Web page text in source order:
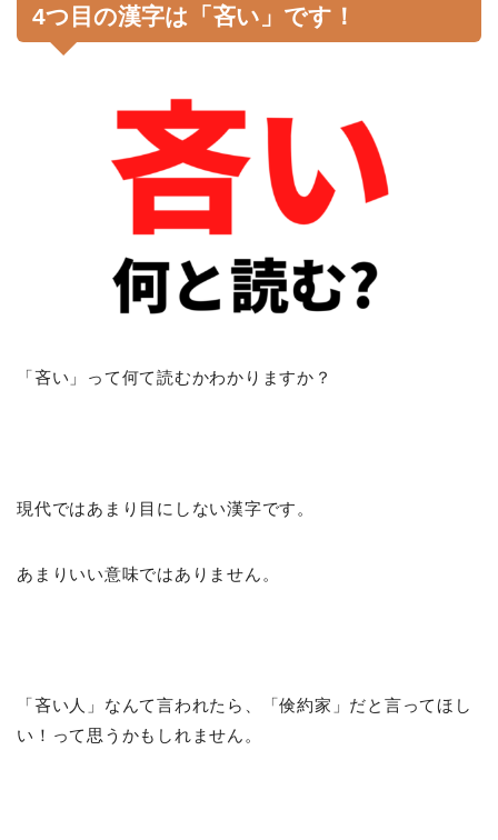
4つ目の漢字は「吝い」です！
「吝い」って何て読むかわかりますか？
現代ではあまり目にしない漢字です。
あまりいい意味ではありません。
「吝い人」なんて言われたら、「倹約家」だと言ってほし
い！って思うかもしれません。